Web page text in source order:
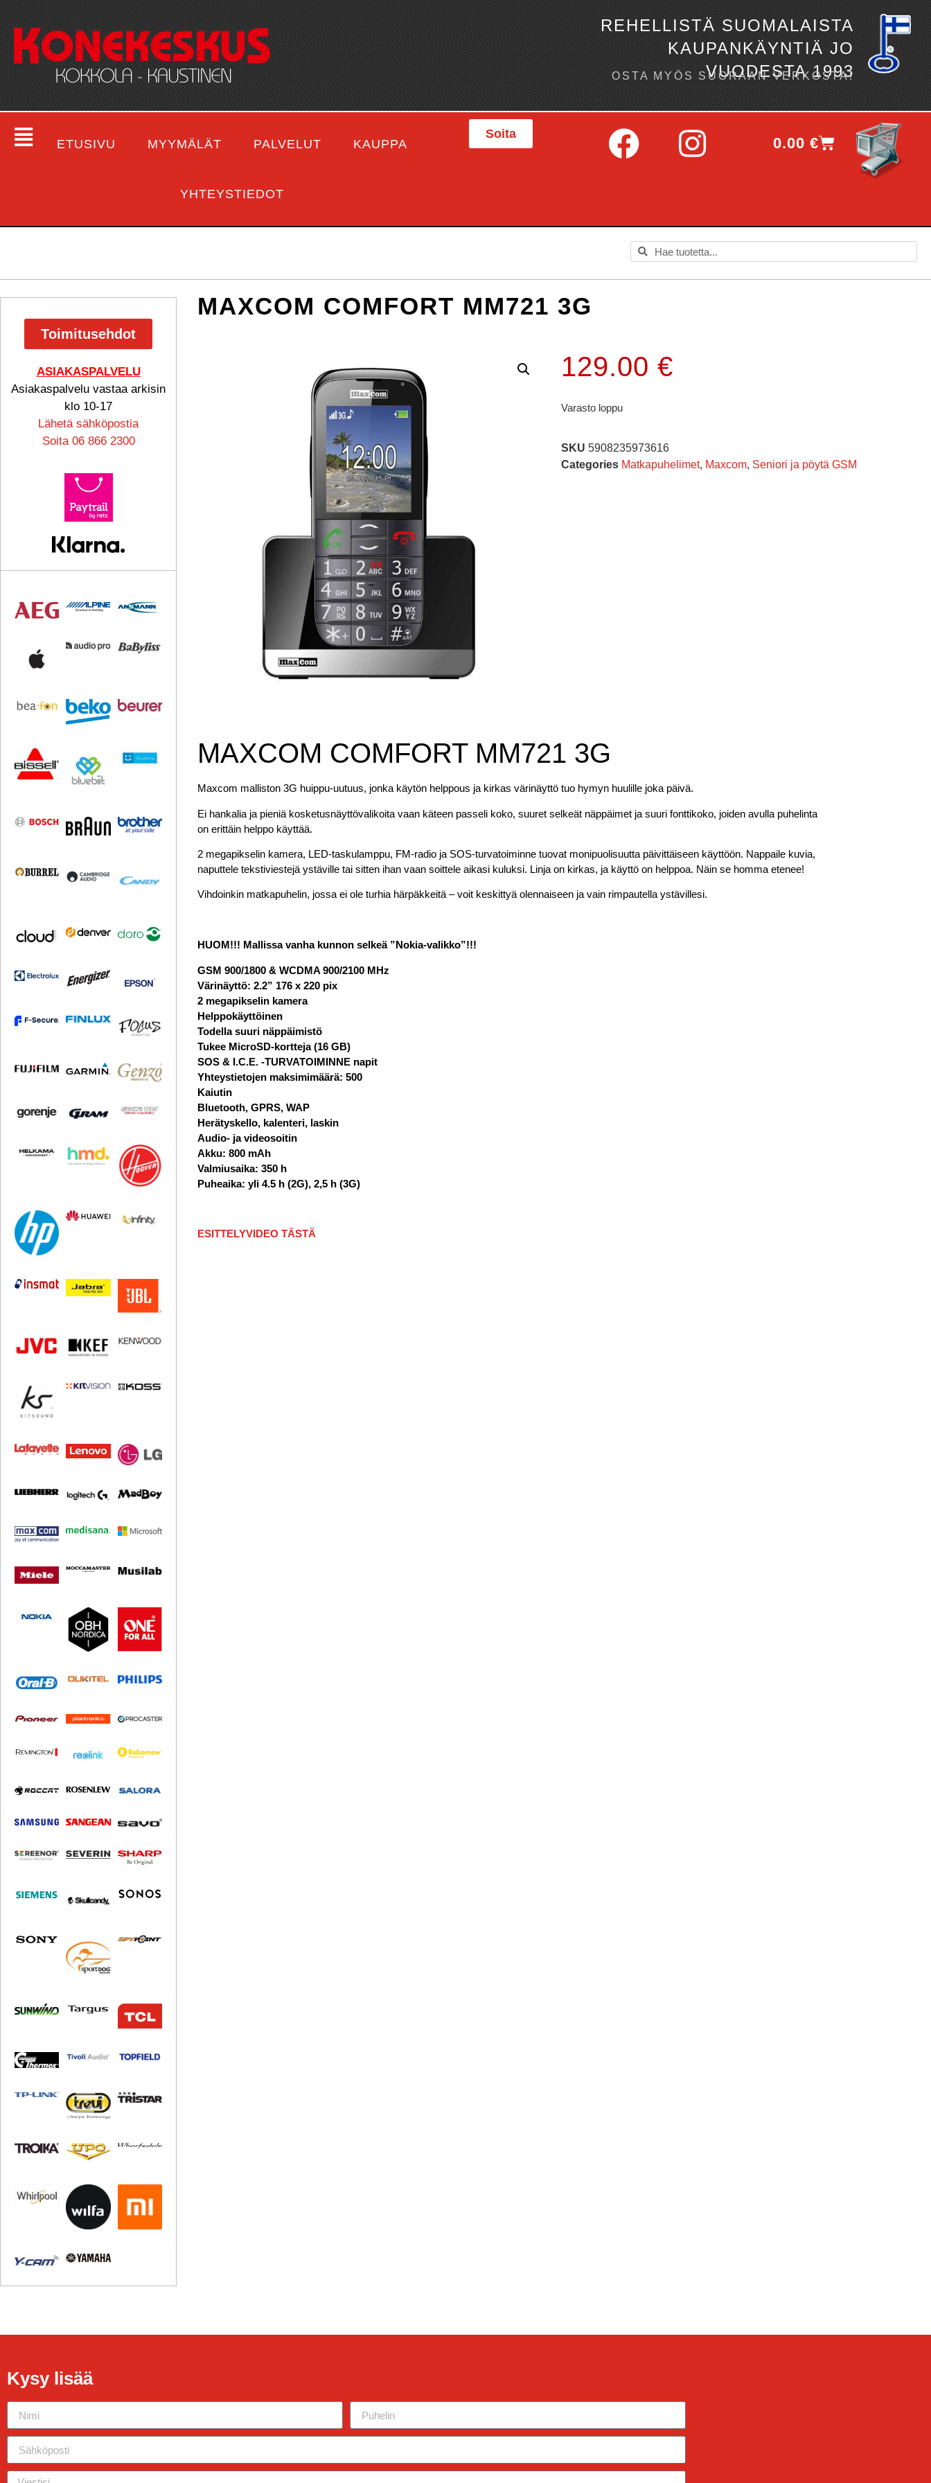
REHELLISTÄ SUOMALAISTA
KAUPANKÄYNTIÄ JO
VUODESTA 1993
OSTA MYÖS SUORAAN VERKOSTA!
ETUSIVU MYYMÄLÄT PALVELUT KAUPPA
YHTEYSTIEDOT
Soita
0.00€
Toimitusehdot
ASIAKASPALVELU
Asiakaspalvelu vastaa arkisin
klo 10-17
Lähetä sähköpostia
Soita 06 866 2300
MAXCOM COMFORT MM721 3G
129.00 €
Varasto loppu
SKU 5908235973616
Categories Matkapuhelimet, Maxcom, Seniori ja pöytä GSM
MAXCOM COMFORT MM721 3G
Maxcom malliston 3G huippu-uutuus, jonka käytön helppous ja kirkas värinäyttö tuo hymyn huulille joka päivä.
Ei hankalia ja pieniä kosketusnäyttövalikoita vaan käteen passeli koko, suuret selkeät näppäimet ja suuri fonttikoko, joiden avulla puhelinta
on erittäin helppo käyttää.
2 megapikselin kamera, LED-taskulamppu, FM-radio ja SOS-turvatoiminne tuovat monipuolisuutta päivittäiseen käyttöön. Nappaile kuvia,
naputtele tekstiviestejä ystäville tai sitten ihan vaan soittele aikasi kuluksi. Linja on kirkas, ja käyttö on helppoa. Näin se homma etenee!
Vihdoinkin matkapuhelin, jossa ei ole turhia härpäkkeitä – voit keskittyä olennaiseen ja vain rimpautella ystävillesi.
HUOM!!! Mallissa vanha kunnon selkeä ”Nokia-valikko”!!!
GSM 900/1800 & WCDMA 900/2100 MHz
Värinäyttö: 2.2” 176 x 220 pix
2 megapikselin kamera
Helppokäyttöinen
Todella suuri näppäimistö
Tukee MicroSD-kortteja (16 GB)
SOS & I.C.E. -TURVATOIMINNE napit
Yhteystietojen maksimimäärä: 500
Kaiutin
Bluetooth, GPRS, WAP
Herätyskello, kalenteri, laskin
Audio- ja videosoitin
Akku: 800 mAh
Valmiusaika: 350 h
Puheaika: yli 4.5 h (2G), 2,5 h (3G)
ESITTELYVIDEO TÄSTÄ
Kysy lisää